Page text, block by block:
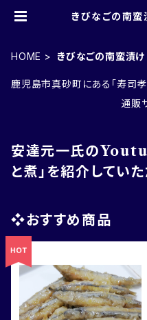
きびなごの南
HOME きびなごの南蛮漬け
鹿児島市真砂町にある「寿司
通販
安達元一氏の
と煮」を紹介していた
❖おすすめ商品